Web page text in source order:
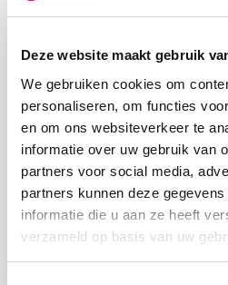
Deze website maakt gebruik
We gebruiken cookies om
personaliseren, om functies
en om ons websiteverkeer te
informatie over uw gebruik van
partners voor social media,
partners kunnen deze
informatie die u aan ze heeft
verzameld op basis van uw
100 € 0,28
200 € 0,25
€ 0,20
750 € 0,15